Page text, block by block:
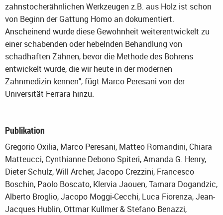
zahnstocherähnlichen Werkzeugen z.B. aus Holz ist schon
von Beginn der Gattung Homo an dokumentiert.
Anscheinend wurde diese Gewohnheit weiterentwickelt zu
einer schabenden oder hebelnden Behandlung von
schadhaften Zähnen, bevor die Methode des Bohrens
entwickelt wurde, die wir heute in der modernen
Zahnmedizin kennen", fügt Marco Peresani von der
Universität Ferrara hinzu.
Publikation
Gregorio Oxilia, Marco Peresani, Matteo Romandini, Chiara
Matteucci, Cynthianne Debono Spiteri, Amanda G. Henry,
Dieter Schulz, Will Archer, Jacopo Crezzini, Francesco
Boschin, Paolo Boscato, Klervia Jaouen, Tamara Dogandzic,
Alberto Broglio, Jacopo Moggi-Cecchi, Luca Fiorenza, Jean-
Jacques Hublin, Ottmar Kullmer & Stefano Benazzi,